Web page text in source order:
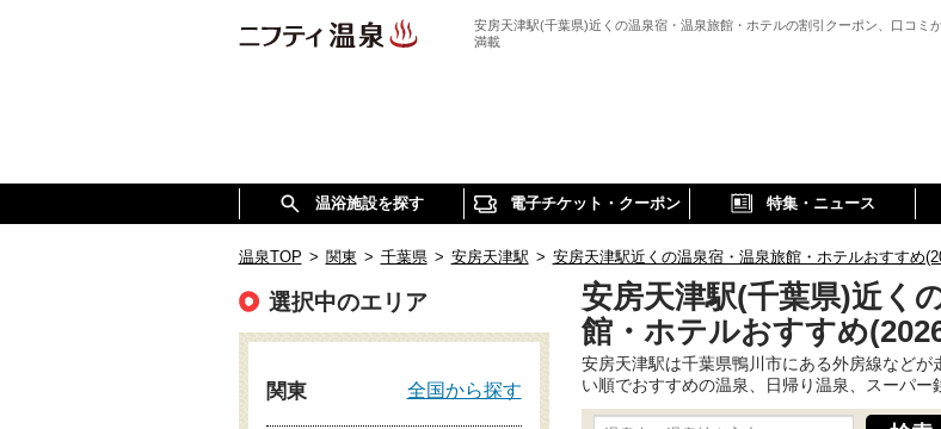
安房天津駅(千葉県)近くの温泉宿・温泉旅館・ホテルの割引クーポン、口コミ
満載
温浴施設を探す 電子チケット・クーポン 特集・ニュース
温泉TOP > 関東 > 千葉県 > 安房天津駅 > 安房天津駅近くの温泉宿・温泉旅館・ホテルおすすめ
安房天津駅(千葉県)近く
館・ホテルおすすめ
安房天津駅は千葉県鴨川市にある外房線など
い順でおすすめの温泉、日帰り温泉、スーパー
選択中のエリア
関東 全国から探す